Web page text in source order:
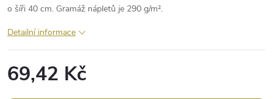
o šíři 40 cm. Gramáž nápletů je 290 g/m².
Detailní informace
69,42 Kč